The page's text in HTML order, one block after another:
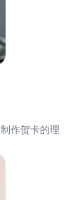
作贺卡的理